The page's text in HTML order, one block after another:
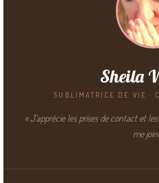
Sheila
SUBLIMATRICE DE VIE ·
« J'apprécie les prises de contact et
me